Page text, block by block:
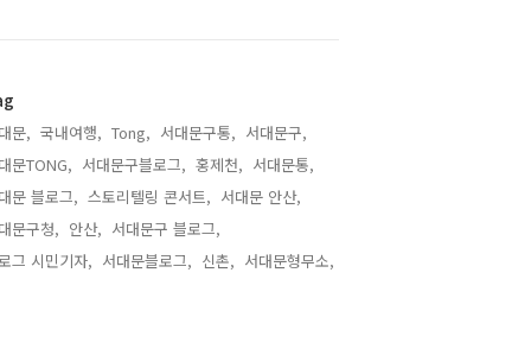
문, 국내여행, Tong, 서대문구통, 서대문구,
문TONG, 서대문구블로그, 홍제천, 서대문통,
문 블로그, 스토리텔링 콘서트, 서대문 안산,
문구청, 안산, 서대문구 블로그,
그 시민기자, 서대문블로그, 신촌, 서대문형무소,